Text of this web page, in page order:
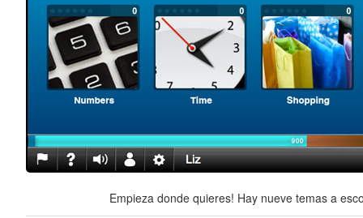
Empieza donde quieres! Hay nueve temas a